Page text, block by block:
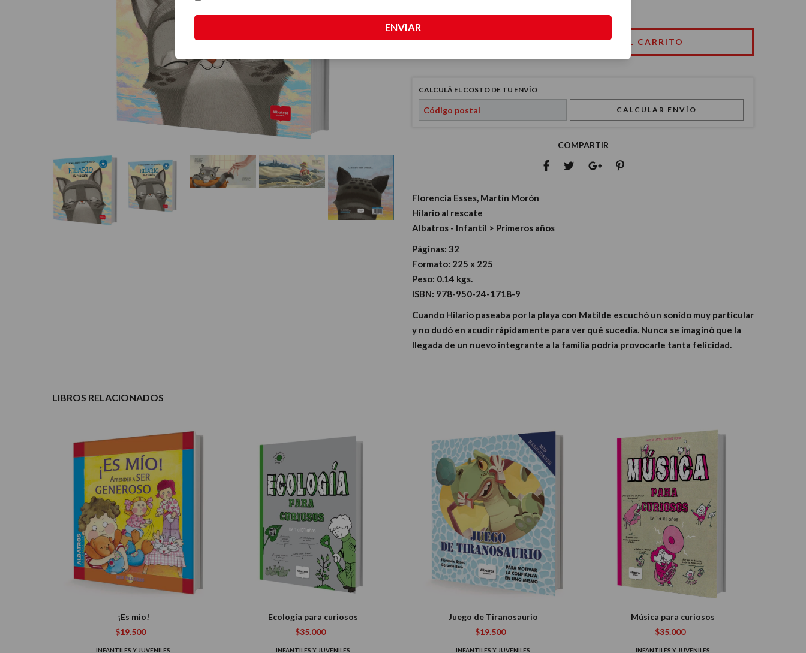
CALCULÁ EL COSTO DE TU ENVÍO
CALCULAR ENVÍO
COMPARTIR
Florencia Esses, Martín Morón
Hilario al rescate
Albatros - Infantil > Primeros años
Páginas: 32
Formato: 225 x 225
Peso: 0.14 kgs.
ISBN: 978-950-24-1718-9
Cuando Hilario paseaba por la playa con Matilde escuchó un sonido muy particular
y no dudó en acudir rápidamente para ver qué sucedía. Nunca se imaginó que la
llegada de un nuevo integrante a la familia podría provocarle tanta felicidad.
LIBROS RELACIONADOS
¡Es mio!
$19.500
INFANTILES Y JUVENILES
Ecología para curiosos
$35.000
INFANTILES Y JUVENILES
Juego de Tiranosaurio
$19.500
INFANTILES Y JUVENILES
Música para curiosos
$35.000
INFANTILES Y JUVENILES
ENVIAR